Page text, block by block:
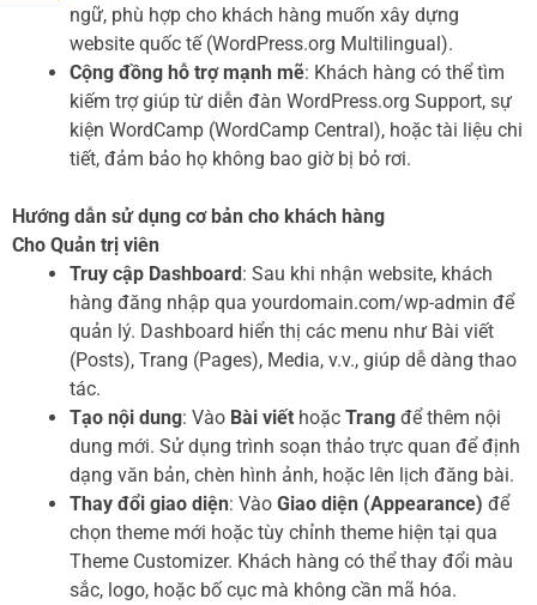
ngữ, phù hợp cho khách hàng muốn xây dựng
website quốc tế (WordPress.org Multilingual).
Cộng đồng hỗ trợ mạnh mẽ: Khách hàng có thể tìm
kiếm trợ giúp từ diễn đàn WordPress.org Support, sự
kiện WordCamp (WordCamp Central), hoặc tài liệu chi
tiết, đảm bảo họ không bao giờ bị bỏ rơi.
Hướng dẫn sử dụng cơ bản cho khách hàng
Cho Quản trị viên
Truy cập Dashboard : Sau khi nhận website, khách
hàng đăng nhập qua yourdomain.com/wp-admin để
quản lý. Dashboard hiển thị các menu như Bài viết
(Posts), Trang (Pages), Media, v.v., giúp dễ dàng thao
tác.
Tạo nội dung: Vào Bài viết hoặc Trang để thêm nội
dung mới. Sử dụng trình soạn thảo trực quan để định
dạng văn bản, chèn hình ảnh, hoặc lên lịch đăng bài.
Thay đổi giao diện: Vào Giao diện (Appearance) để
chọn theme mới hoặc tùy chỉnh theme hiện tại qua
Theme Customizer. Khách hàng có thể thay đổi màu
sắc, logo, hoặc bố cục mà không cần mã hóa.